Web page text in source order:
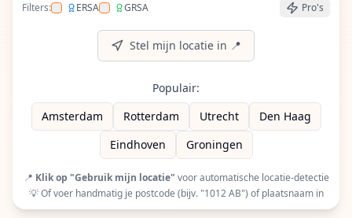
Filters: ERSA
Filter op ERSA (European Racquet Stringers
GRSA
Filter op GRSA (Global Racquet Pro's
Stel mijn locatie in 📍
Populair:
Amsterdam
Rotterdam Utrecht
Den Haag
Eindhoven
Groningen
📍 Klik op "Gebruik mijn locatie" voor automatische locatie-detectie
💡 Of voer handmatig je postcode (bijv. "1012 AB") of plaatsnaam in